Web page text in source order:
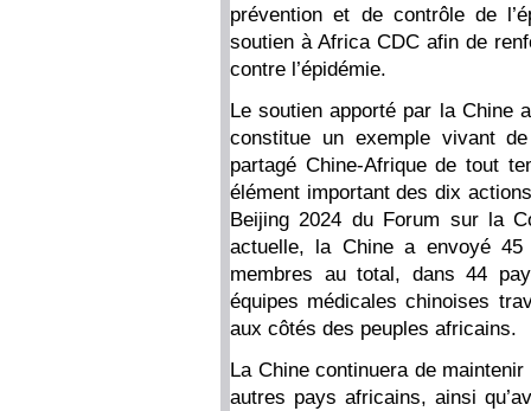
prévention et de contrôle de
soutien à Africa CDC afin de
contre l’épidémie.
Le soutien apporté par la Chine
constitue un exemple vivant de
partagé Chine-Afrique de tout
élément important des dix
Beijing 2024 du Forum sur la
actuelle, la Chine a envoyé
membres au total, dans 44
équipes médicales chinoises
aux côtés des peuples africains.
La Chine continuera de
autres pays africains, ainsi